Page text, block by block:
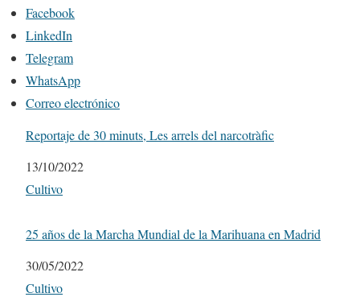
Facebook
LinkedIn
Telegram
WhatsApp
Correo electrónico
Reportaje de 30 minuts, Les arrels del narcotràfic
Fecha
13/10/2022
Respecto a
Cultivo
25 años de la Marcha Mundial de la Marihuana en Madrid
Fecha
30/05/2022
Respecto a
Cultivo